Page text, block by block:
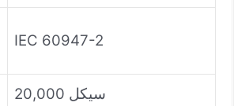
IEC 60947-2
20,000 سیکل